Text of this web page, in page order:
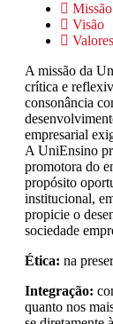
Missão
Visão
Valores
A missão da
crítica e
consonância
empresarial
A UniEnsino
promotora do
propósito
institucional,
propicie o
sociedade
Ética: na
Integração:
quanto nos